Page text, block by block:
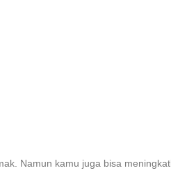
Namun kamu juga bisa